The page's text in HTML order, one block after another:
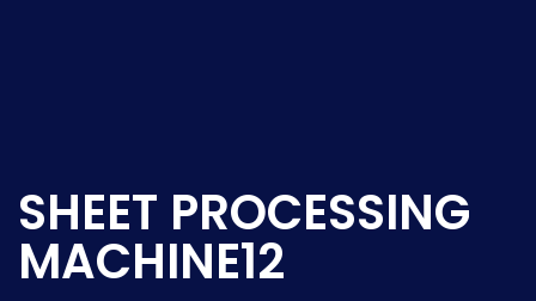
SHEET PROCESSING
MACHINE12
SHEET PROCESSING
MACHINE12
SHEET PROCESSING
MACHINE12